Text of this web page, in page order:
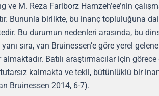
M. Reza Fariborz Hamzeh’ee’nin
Bununla birlikte, bu inanç topluluğuna
Bu durumun nedenleri arasında, bu
yanı sıra, van Bruinessen’e göre yerel
Batılı araştırmacılar için
kalmakta ve tekil, bütünlüklü bir
Bruinessen 2014, 6-7).